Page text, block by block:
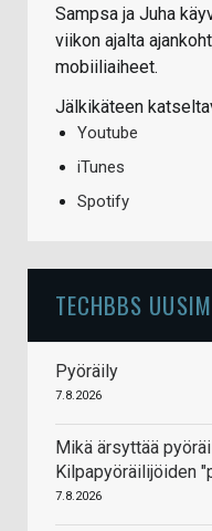
Sampsa ja Juha
viikon ajalta
mobiiliaiheet.
Jälkikäteen
Youtube
iTunes
Spotify
TECHBBS
Pyöräily
7.8.2026
Mikä ärsyttää
Kilpapyöräilijöiden
7.8.2026